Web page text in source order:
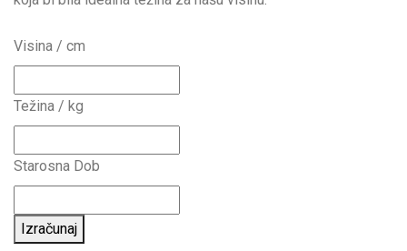
Visina / cm
Težina / kg
Starosna Dob
Izračunaj